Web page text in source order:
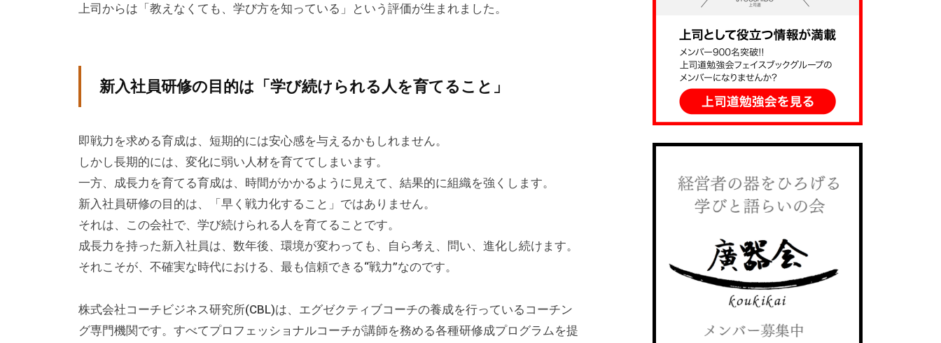
い
の
ー
チ
を
探
て
い
上司からは「教えなくても、学び方を知っている」という評価が生まれました。
新入社員研修の目的は「学び続けられる人を育てること」
即戦力を求める育成は、短期的には安心感を与えるかもしれません。
しかし長期的には、変化に弱い人材を育ててしまいます。
一方、成長力を育てる育成は、時間がかかるように見えて、結果的に組織を強くします。
新入社員研修の目的は、「早く戦力化すること」ではありません。
それは、この会社で、学び続けられる人を育てることです。
成長力を持った新入社員は、数年後、環境が変わっても、自ら考え、問い、進化し続けます。
それこそが、不確実な時代における、最も信頼できる“戦力”なのです。
株式会社コーチビジネス研究所(CBL)は、エグゼクティブコーチの養成を行っているコーチン
グ専門機関です。すべてプロフェッショナルコーチが講師を務める各種研修成プログラムを提